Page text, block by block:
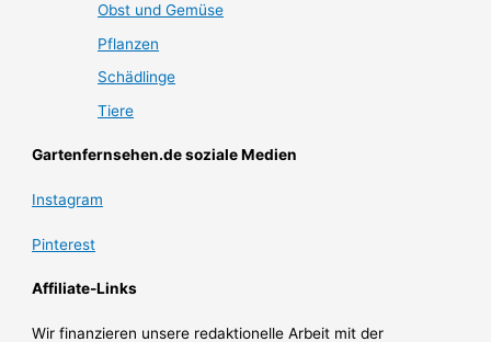
Obst und Gemüse
Pflanzen
Schädlinge
Tiere
Gartenfernsehen.de soziale Medien
Instagram
Pinterest
Affiliate-Links
Wir finanzieren unsere redaktionelle Arbeit mit der